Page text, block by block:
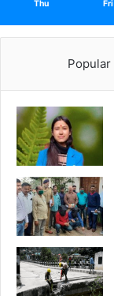
Thu Fri
Popular